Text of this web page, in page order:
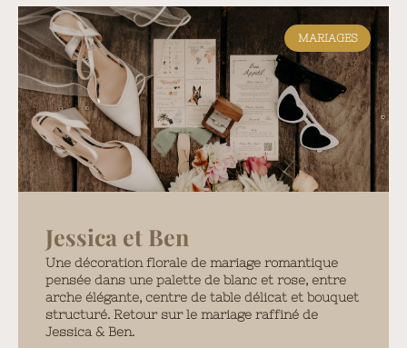
MARIAGES
Jessica et Ben
Une décoration florale de mariage romantique
pensée dans une palette de blanc et rose, entre
arche élégante, centre de table délicat et bouquet
structuré. Retour sur le mariage raffiné de
Jessica & Ben.